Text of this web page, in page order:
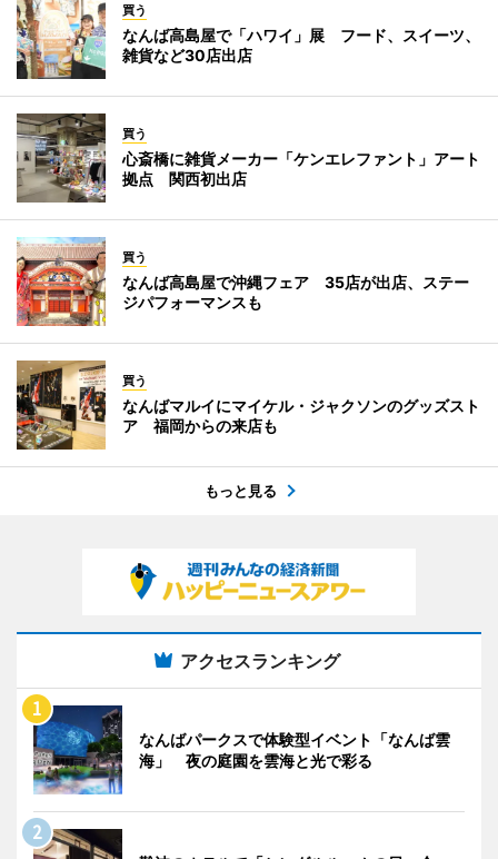
買う
なんば高島屋で「ハワイ」展 フード、スイーツ、
雑貨など30店出店
買う
心斎橋に雑貨メーカー「ケンエレファント」アート
拠点 関西初出店
買う
なんば高島屋で沖縄フェア 35店が出店、ステー
ジパフォーマンスも
買う
なんばマルイにマイケル・ジャクソンのグッズスト
ア 福岡からの来店も
もっと見る
アクセスランキング
なんばパークスで体験型イベント「なんば雲
海」 夜の庭園を雲海と光で彩る